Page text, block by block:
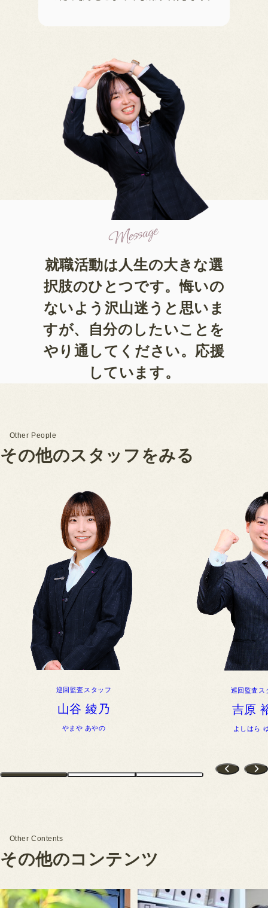
就職活動は人生の大きな選
択肢のひとつです。悔いの
ないよう沢山迷うと思いま
すが、自分のしたいことを
やり通してください。応援
しています。
Other People
その他のスタ ッ フをみる
巡回監査スタッフ
山谷 綾乃
やまや あやの
巡回監査ス
吉原
よしはら
Other Contents
その他のコ ンテンツ